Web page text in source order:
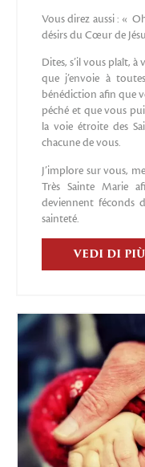
Vous direz aussi : «
désirs du Cœur de
Dites, s’il vous plaît,
que j’envoie à
bénédiction afin que
péché et que vous
la voie étroite des
chacune de vous.
J’implore sur vous,
Très Sainte Marie
deviennent féconds
sainteté.
VEDI DI PIÙ